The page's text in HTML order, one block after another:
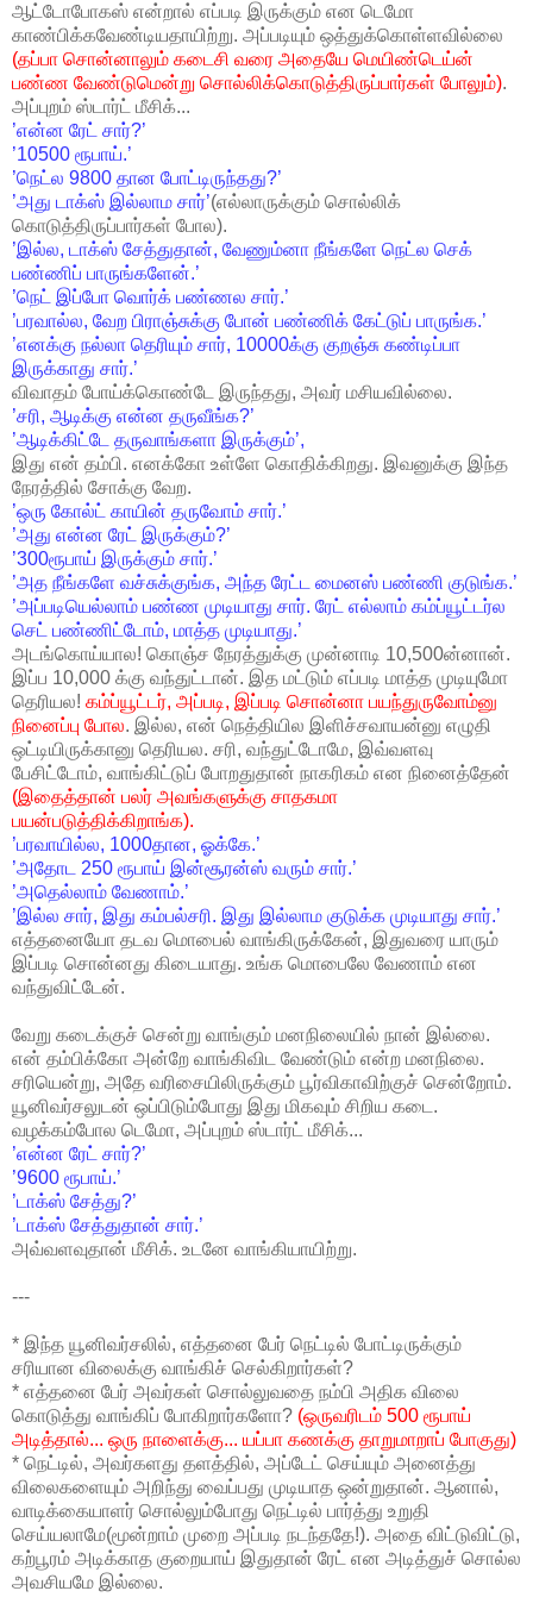
ஆட்டோபோகஸ் என்றால் எப்படி இருக்கும் என டெமோ
காண்பிக்கவேண்டியதாயிற்று. அப்படியும் ஒத்துக்கொள்ளவில்லை
(தப்பா சொன்னாலும் கடைசி வரை அதையே மெயிண்டெய்ன்
பண்ண வேண்டுமென்று சொல்லிக்கொடுத்திருப்பார்கள் போலும்).
அப்புறம் ஸ்டார்ட் மீசிக்...
’என்ன ரேட் சார்?’
’10500 ரூபாய்.’
’நெட்ல 9800 தான போட்டிருந்தது?’
’அது டாக்ஸ் இல்லாம சார்’(எல்லாருக்கும் சொல்லிக்
கொடுத்திருப்பார்கள் போல).
’இல்ல, டாக்ஸ் சேத்துதான், வேணும்னா நீங்களே நெட்ல செக்
பண்ணிப் பாருங்களேன்.’
’நெட் இப்போ வொர்க் பண்ணல சார்.’
’பரவால்ல, வேற பிராஞ்சுக்கு போன் பண்ணிக் கேட்டுப் பாருங்க.’
’எனக்கு நல்லா தெரியும் சார், 10000க்கு குறஞ்சு கண்டிப்பா
இருக்காது சார்.’
விவாதம் போய்க்கொண்டே இருந்தது, அவர் மசியவில்லை.
’சரி, ஆடிக்கு என்ன தருவீங்க?’
’ஆடிக்கிட்டே தருவாங்களா இருக்கும்’,
இது என் தம்பி. எனக்கோ உள்ளே கொதிக்கிறது. இவனுக்கு இந்த
நேரத்தில் சோக்கு வேற.
’ஒரு கோல்ட் காயின் தருவோம் சார்.’
’அது என்ன ரேட் இருக்கும்?’
’300ரூபாய் இருக்கும் சார்.’
’அத நீங்களே வச்சுக்குங்க, அந்த ரேட்ட மைனஸ் பண்ணி குடுங்க.’
’அப்படியெல்லாம் பண்ண முடியாது சார். ரேட் எல்லாம் கம்ப்யூட்டர்ல
செட் பண்ணிட்டோம், மாத்த முடியாது.’
அடங்கொய்யால! கொஞ்ச நேரத்துக்கு முன்னாடி 10,500ன்னான்.
இப்ப 10,000 க்கு வந்துட்டான். இத மட்டும் எப்படி மாத்த முடியுமோ
தெரியல! கம்ப்யூட்டர், அப்படி, இப்படி சொன்னா பயந்துருவோம்னு
நினைப்பு போல. இல்ல, என் நெத்தியில இளிச்சவாயன்னு எழுதி
ஒட்டியிருக்கானு தெரியல. சரி, வந்துட்டோமே, இவ்வளவு
பேசிட்டோம், வாங்கிட்டுப் போறதுதான் நாகரிகம் என நினைத்தேன்
(இதைத்தான் பலர் அவங்களுக்கு சாதகமா
பயன்படுத்திக்கிறாங்க).
’பரவாயில்ல, 1000தான, ஓக்கே.’
’அதோட 250 ரூபாய் இன்சூரன்ஸ் வரும் சார்.’
’அதெல்லாம் வேணாம்.’
’இல்ல சார், இது கம்பல்சரி. இது இல்லாம குடுக்க முடியாது சார்.’
எத்தனையோ தடவ மொபைல் வாங்கிருக்கேன், இதுவரை யாரும்
இப்படி சொன்னது கிடையாது. உங்க மொபைலே வேணாம் என
வந்துவிட்டேன்.
வேறு கடைக்குச் சென்று வாங்கும் மனநிலையில் நான் இல்லை.
என் தம்பிக்கோ அன்றே வாங்கிவிட வேண்டும் என்ற மனநிலை.
சரியென்று, அதே வரிசையிலிருக்கும் பூர்விகாவிற்குச் சென்றோம்.
யூனிவர்சலுடன் ஒப்பிடும்போது இது மிகவும் சிறிய கடை.
வழக்கம்போல டெமோ, அப்புறம் ஸ்டார்ட் மீசிக்...
’என்ன ரேட் சார்?’
’9600 ரூபாய்.’
’டாக்ஸ் சேத்து?’
’டாக்ஸ் சேத்துதான் சார்.’
அவ்வளவுதான் மீசிக். உடனே வாங்கியாயிற்று.
---
* இந்த யூனிவர்சலில், எத்தனை பேர் நெட்டில் போட்டிருக்கும்
சரியான விலைக்கு வாங்கிச் செல்கிறார்கள்?
* எத்தனை பேர் அவர்கள் சொல்லுவதை நம்பி அதிக விலை
கொடுத்து வாங்கிப் போகிறார்களோ? (ஒருவரிடம் 500 ரூபாய்
அடித்தால்... ஒரு நாளைக்கு... யப்பா கணக்கு தாறுமாறாப் போகுது)
* நெட்டில், அவர்களது தளத்தில், அப்டேட் செய்யும் அனைத்து
விலைகளையும் அறிந்து வைப்பது முடியாத ஒன்றுதான். ஆனால்,
வாடிக்கையாளர் சொல்லும்போது நெட்டில் பார்த்து உறுதி
செய்யலாமே(மூன்றாம் முறை அப்படி நடந்ததே!). அதை விட்டுவிட்டு,
கற்பூரம் அடிக்காத குறையாய் இதுதான் ரேட் என அடித்துச் சொல்ல
அவசியமே இல்லை.